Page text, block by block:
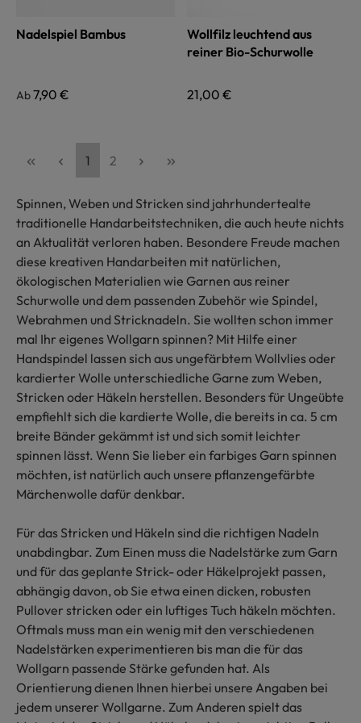
Nadelspiel Bambus
Regulärer Preis:
Ab7,90 €
Wollfilz leuchtend aus
reiner Bio-Schurwolle
Regulärer Preis:
21,00 €
Seite
1 Seite
2
Spinnen, Weben und Stricken sind jahrhundertealte
traditionelle Handarbeitstechniken, die auch heute nichts
an Aktualität verloren haben. Besondere Freude machen
diese kreativen Handarbeiten mit natürlichen,
ökologischen Materialien wie Garnen aus reiner
Schurwolle und dem passenden Zubehör wie Spindel,
Webrahmen und Stricknadeln. Sie wollten schon immer
mal Ihr eigenes Wollgarn spinnen? Mit Hilfe einer
Handspindel lassen sich aus ungefärbtem Wollvlies oder
kardierter Wolle unterschiedliche Garne zum Weben,
Stricken oder Häkeln herstellen. Besonders für Ungeübte
empfiehlt sich die kardierte Wolle, die bereits in ca. 5 cm
breite Bänder gekämmt ist und sich somit leichter
spinnen lässt. Wenn Sie lieber ein farbiges Garn spinnen
möchten, ist natürlich auch unsere pflanzengefärbte
Märchenwolle dafür denkbar.
Für das Stricken und Häkeln sind die richtigen Nadeln
unabdingbar. Zum Einen muss die Nadelstärke zum Garn
und für das geplante Strick- oder Häkelprojekt passen,
abhängig davon, ob Sie etwa einen dicken, robusten
Pullover stricken oder ein luftiges Tuch häkeln möchten.
Oftmals muss man ein wenig mit den verschiedenen
Nadelstärken experimentieren bis man die für das
Wollgarn passende Stärke gefunden hat. Als
Orientierung dienen Ihnen hierbei unsere Angaben bei
jedem unserer Wollgarne. Zum Anderen spielt das